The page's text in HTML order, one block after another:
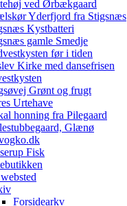
ved Ørbækgaard
Yderfjord fra Stigsnæs
Kystbatteri
gamle Smedje
før i tiden
Kirke med dansefrisen
Grønt og frugt
Urtehave
honning fra Pilegaard
Glænø
Fisk
Forsidearkv